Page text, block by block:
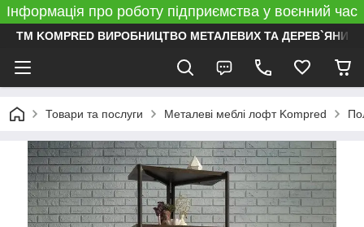
Інформація про роботу підприємства у воєнний час
ТМ KOMPRED ВИРОБНИЦТВО МЕТАЛЕВИХ ТА ДЕРЕВ`ЯНИХ
Товари та послуги Металеві меблі лофт Kompred